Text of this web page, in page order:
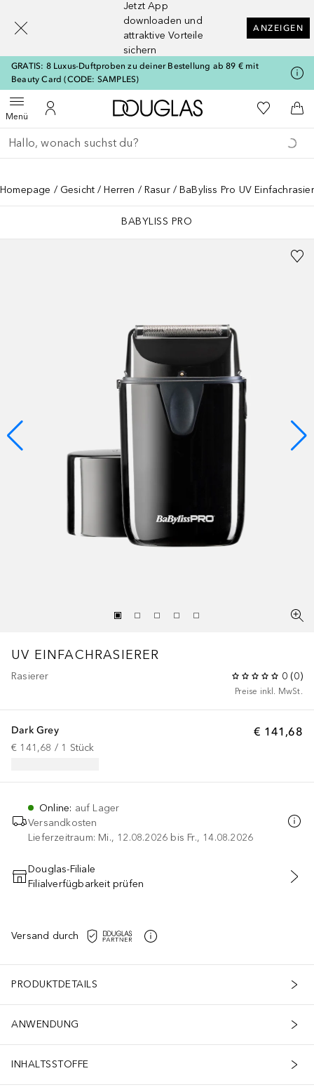
Jetzt App
downloaden und
attraktive Vorteile
sichern
ANZEIGEN
GRATIS: 8 Luxus-Duftproben zu deiner Bestellung ab 89 € mit
Beauty Card (CODE: SAMPLES)
MenüMenü öffnenZu Meinem Kundenkonto
Zur Douglas Startseite
Zu Meiner
Gehe zurück
Suche ausführen
Homepage Gesicht Herren Rasur BaByliss Pro UV
BABYLISS PRO
UV EINFACHRASIERER
Rasierer 0 (0)
Preise inkl. MwSt.
€ 141,68
Dark Grey
€ 141,68 / 1 Stück
Online: auf Lager
Versandkosten
Lieferzeitraum: Mi., 12.08.2026 bis Fr., 14.08.2026
IN DEN WARENKORB
Douglas-Filiale
Filialverfügbarkeit prüfen
Versand durch
PRODUKTDETAILS
ANWENDUNG
INHALTSSTOFFE
[navigation.slideout.screenreader]